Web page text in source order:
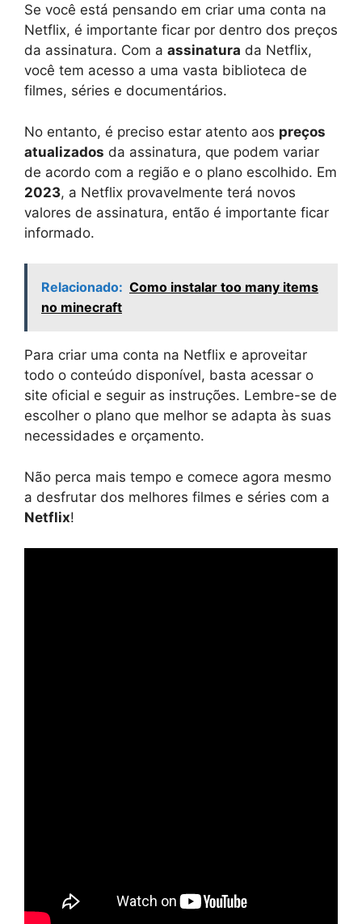
Se você está pensando em criar uma conta na
Netflix, é importante ficar por dentro dos preços
da assinatura. Com a assinatura da Netflix,
você tem acesso a uma vasta biblioteca de
filmes, séries e documentários.
No entanto, é preciso estar atento aos preços
atualizados da assinatura, que podem variar
de acordo com a região e o plano escolhido. Em
2023, a Netflix provavelmente terá novos
valores de assinatura, então é importante ficar
informado.
Relacionado: Como instalar too many items
no minecraft
Para criar uma conta na Netflix e aproveitar
todo o conteúdo disponível, basta acessar o
site oficial e seguir as instruções. Lembre-se de
escolher o plano que melhor se adapta às suas
necessidades e orçamento.
Não perca mais tempo e comece agora mesmo
a desfrutar dos melhores filmes e séries com a
Netflix!